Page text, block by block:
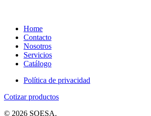
Home
Contacto
Nosotros
Servicios
Catálogo
Política de privacidad
Cotizar productos
© 2026 SOESA.